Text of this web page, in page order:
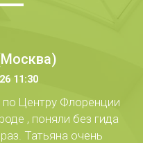
11:30
по Центру Флоренции
, поняли без гида
Татьяна очень